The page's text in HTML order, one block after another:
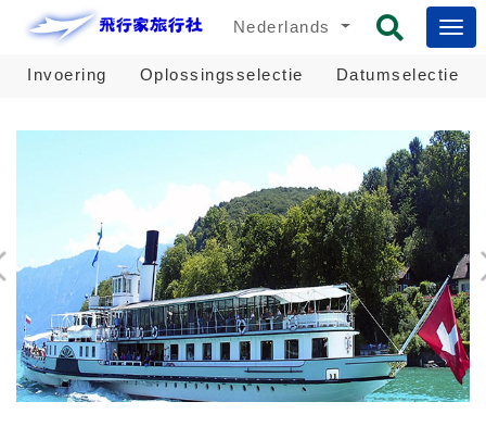
Nederlands
Invoering Oplossingsselectie Datumselectie